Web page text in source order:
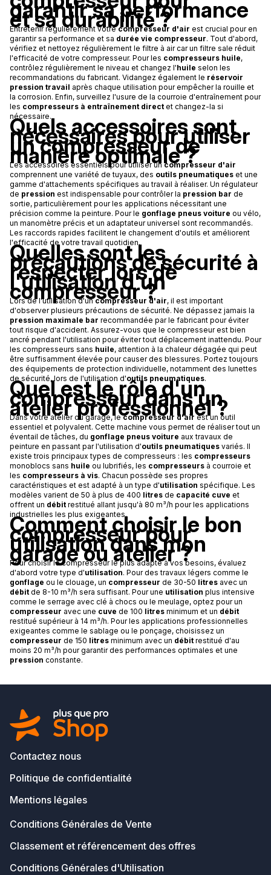
garantir sa performance
et sa durabilité ?
Entretenir régulièrement votrecompresseur d'air est crucial pour en
garantir sa performance et sa durée vie compresseur. Tout d'abord,
vérifiez et nettoyez régulièrement le filtre à air car un filtre sale réduit
l'efficacité de votre compresseur. Pour les compresseurs huile,
contrôlez régulièrement le niveau et changez l'huile selon les
recommandations du fabricant. Vidangez également le réservoir
pression travail après chaque utilisation pour empêcher la rouille et
la corrosion. Enfin, surveillez l'usure de la courroie d'entraînement pour
les compresseurs à entraînement directet changez-la si
nécessaire.
Quels accessoires sont
nécessaires pour utiliser
un compresseur de
manière optimale ?
Les accessoires essentiels pour utiliser un compresseur d'air
comprennent une variété de tuyaux, des outils pneumatiques et une
gamme d'attachements spécifiques au travail à réaliser. Un régulateur
de pression est indispensable pour contrôler la pression bar de
sortie, particulièrement pour les applications nécessitant une
précision comme la peinture. Pour le gonflage pneus voiture ou vélo,
un manomètre précis et un adaptateur universel sont recommandés.
Les raccords rapides facilitent le changement d'outils et améliorent
l'efficacité de votre travail quotidien.
Quelles sont les
précautions de sécurité à
respecter lors de
l'utilisation d'un
compresseur ?
Lors de l'utilisation d'uncompresseur d'air, il est important
d'observer plusieurs précautions de sécurité. Ne dépassez jamais la
pression maximale bar recommandée par le fabricant pour éviter
tout risque d'accident. Assurez-vous que le compresseur est bien
ancré pendant l'utilisation pour éviter tout déplacement inattendu. Pour
les compresseurs sans huile, attention à la chaleur dégagée qui peut
être suffisamment élevée pour causer des blessures. Portez toujours
des équipements de protection individuelle, notamment des lunettes
de sécurité, lors de l'utilisation d'outils pneumatiques.
Quel est le rôle d'un
compresseur dans un
atelier professionnel ?
Dans votre atelier ou garage, lecompresseur d'air est un outil
essentiel et polyvalent. Cette machine vous permet de réaliser tout un
éventail de tâches, du gonflage pneus voiture aux travaux de
peinture en passant par l'utilisation d'outils pneumatiques variés. Il
existe trois principaux types de compresseurs : les compresseurs
monoblocs sans huile ou lubrifiés, les compresseurs à courroie et
les compresseurs à vis. Chacun possède ses propres
caractéristiques et est adapté à un type d'utilisation spécifique. Les
modèles varient de 50 à plus de 400 litres de capacité cuve et
offrent un débitrestitué allant jusqu'à 80 m³/h pour les applications
industrielles les plus exigeantes.
Comment choisir le bon
compresseur pour
utilisation dans mon
garage ou atelier ?
Pour choisir le compresseur le plus adapté à vos besoins, évaluez
d'abord votre type d'utilisation. Pour des travaux légers comme le
gonflage ou le clouage, un compresseur de 30-50 litres avec un
débitde 8-10 m³/h sera suffisant. Pour une utilisation plus intensive
comme le serrage avec clé à chocs ou le meulage, optez pour un
compresseur avec une cuve de 100 litres minimum et un débit
restitué supérieur à 14 m³/h. Pour les applications professionnelles
exigeantes comme le sablage ou le ponçage, choisissez un
compresseur de 150 litres minimum avec un débitrestitué d'au
moins 20 m³/h pour garantir des performances optimales et une
pression constante.
Contactez nous
Politique de confidentialité
Mentions légales
Conditions Générales de Vente
Classement et référencement des offres
Conditions Générales d'Utilisation